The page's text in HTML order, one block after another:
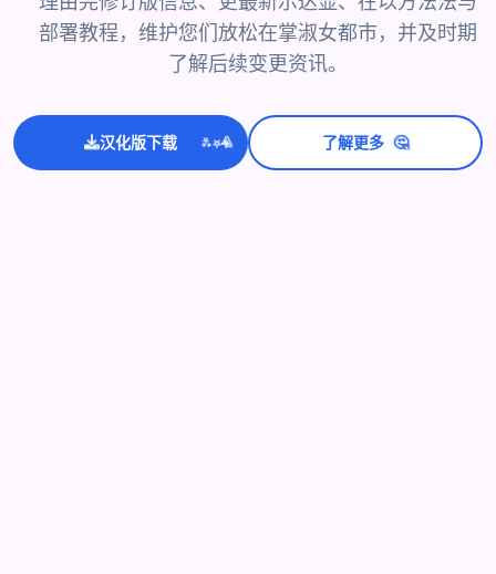
部署教程，维护您们放松在掌淑女都市，并及时期
了解后续变更资讯。
汉化版下载 ✨⭐💫 了解更多 🤔